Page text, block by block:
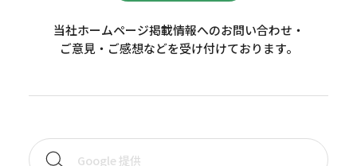
当社ホームページ掲載情報へのお問い合わせ・
ご意見・ご感想などを受け付けております。